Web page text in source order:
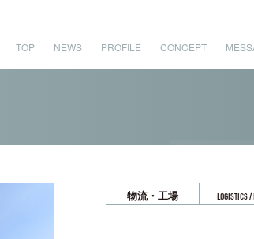
TOP NEWS PROFILE CONCEPT
物流・工場 LOGISTICS /